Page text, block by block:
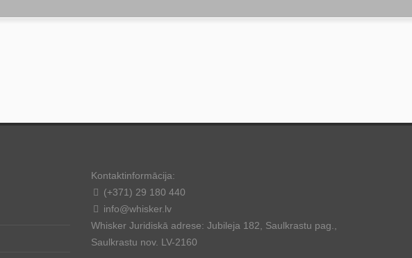
Kontaktinformācija:
(+371) 29 180 440
info@whisker.lv
Whisker Juridiskā adrese: Jubileja 182, Saulkrastu pag.,
Saulkrastu nov. LV-2160